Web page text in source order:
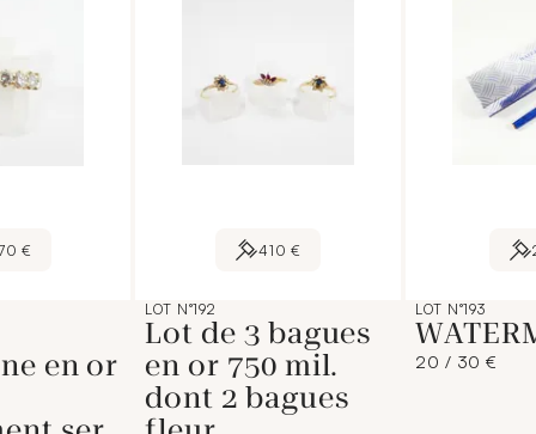
€
en or
410 €
LOT N°192
Lot de 3 bagues
en or 750 mil.
dont 2 bagues
LOT N°193
20 / 30 €